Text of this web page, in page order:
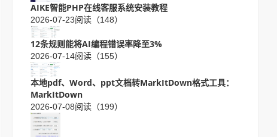
AIKE智能PHP在线客服系统安装教程
2026-07-23阅读（148）
12条规则能将AI编程错误率降至3%
2026-07-14阅读（155）
本地pdf、Word、ppt文档转MarkItDown格式工具：
MarkItDown
2026-07-08阅读（199）